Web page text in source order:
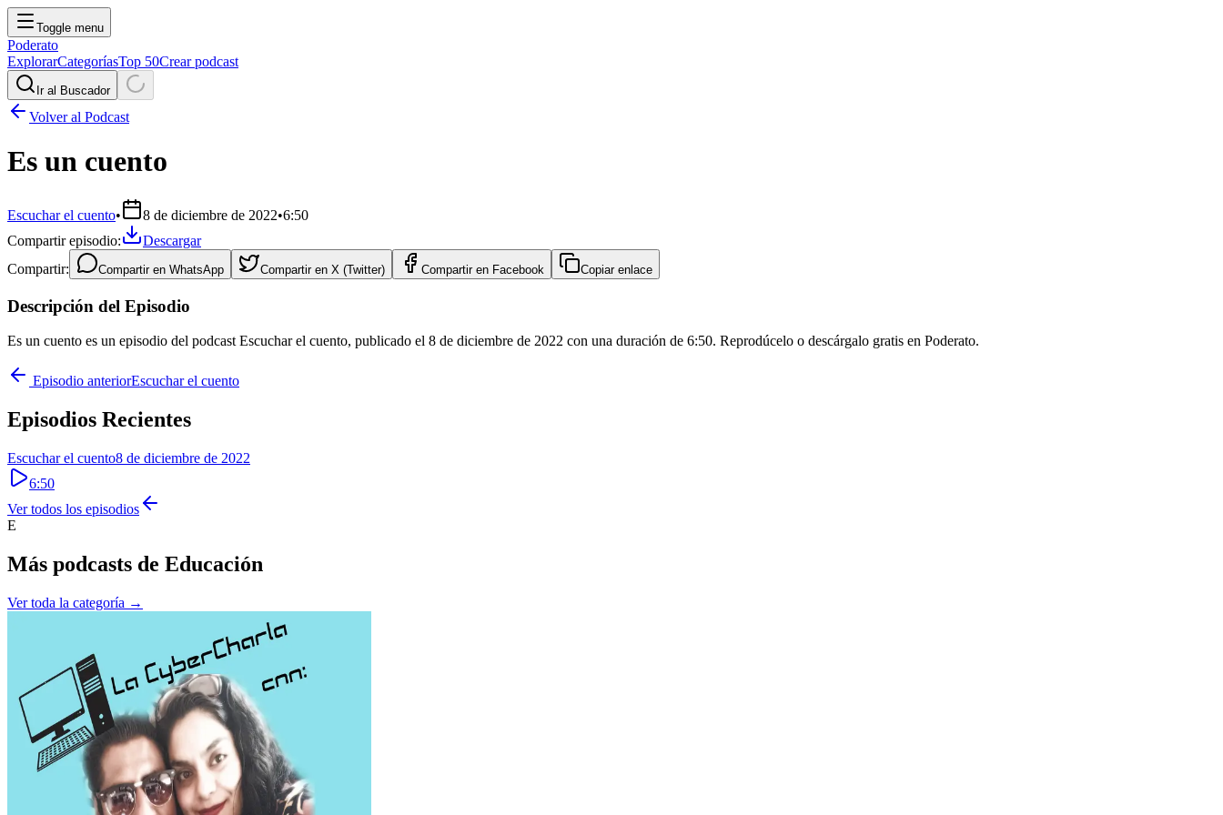
Toggle menu
Poderato
ExplorarCategoríasTop 50Crear podcast
Ir al Buscador
Volver al Podcast
Es un cuento
Escuchar el cuento• 8 de diciembre de 2022•6:50
Compartir episodio:
Descargar
Compartir:
Compartir en WhatsApp Compartir en X (Twitter) Compartir en Facebook Copiar enlace
Descripción del Episodio
Es un cuento es un episodio del podcast Escuchar el cuento, publicado el 8 de diciembre de 2022 con una duración de 6:50. Reprodúcelo o descárgalo gratis en Poderato.
Episodio anteriorEscuchar el cuento
Episodios Recientes
Escuchar el cuento8 de diciembre de 2022
6:50
Ver todos los episodios
E
Más podcasts de Educación
Ver toda la categoría →